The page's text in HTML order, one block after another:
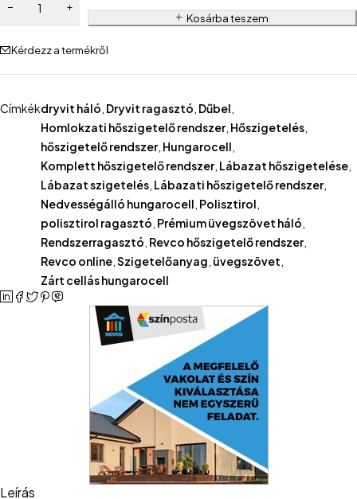
Kosárba teszem
Kérdezz a termékről
Címkékdryvit háló Dryvit ragasztó Dűbel
Homlokzati hőszigetelő rendszer, Hőszigetelés
hőszigetelő rendszer, Hungarocell
Komplett hőszigetelő rendszer, Lábazat hőszigetelése
Lábazat szigetelés Lábazati hőszigetelő rendszer,
Nedvességálló hungarocell Polisztirol
polisztirol ragasztó Prémium üvegszövet háló
Rendszerragasztó Revco hőszigetelő rendszer,
Revco online Szigetelőanyag üvegszövet
Zárt cellás hungarocell
Leírás